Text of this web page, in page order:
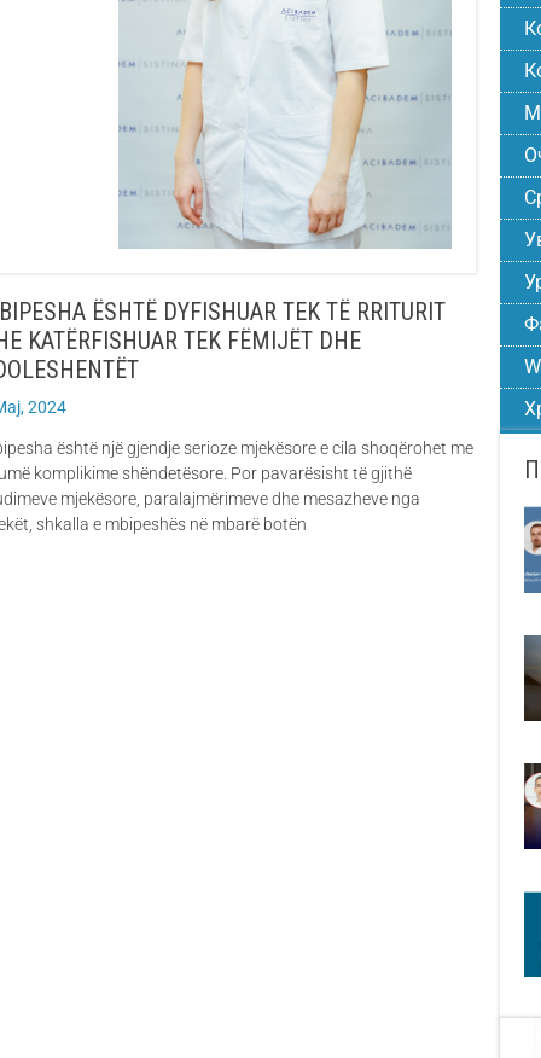
ËSHTË DYFISHUAR TEK TË RRITURIT
KATËRFISHUAR TEK FËMIJËT DHE
2024
është një gjendje serioze mjekësore e cila shoqërohet me
komplikime shëndetësore. Por pavarësisht të gjithë
mjekësore, paralajmërimeve dhe mesazheve nga
shkalla e mbipeshës në mbarë botën